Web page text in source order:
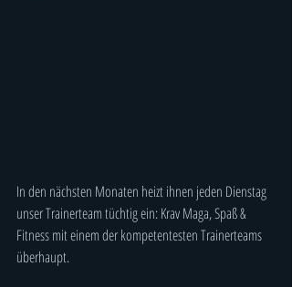
In den nächsten Monaten heizt ihnen jeden Dienstag
unser Trainerteam tüchtig ein: Krav Maga, Spaß &
Fitness mit einem der kompetentesten Trainerteams
überhaupt.